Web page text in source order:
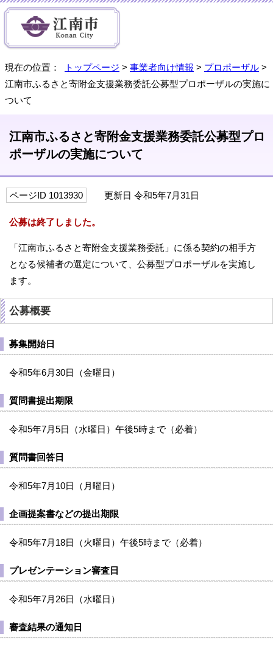
現在の位置： トップページ > 事業者向け情報 > プロポーザル >
江南市ふるさと寄附金支援業務委託公募型プロポーザルの実施に
ついて
江南市ふるさと寄附金支援業務委託公募型プロ
ポーザルの実施について
ページID 1013930 更新日 令和5年7月31日
公募は終了しました。
「江南市ふるさと寄附金支援業務委託」に係る契約の相手方
となる候補者の選定について、公募型プロポーザルを実施し
ます。
公募概要
募集開始日
令和5年6月30日（金曜日）
質問書提出期限
令和5年7月5日（水曜日）午後5時まで（必着）
質問書回答日
令和5年7月10日（月曜日）
企画提案書などの提出期限
令和5年7月18日（火曜日）午後5時まで（必着）
プレゼンテーション審査日
令和5年7月26日（水曜日）
審査結果の通知日